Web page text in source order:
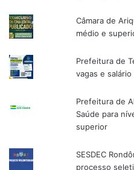
Câmara de
médio e
Prefeitura de
vagas e
Prefeitura de
Saúde para
superior
SESDEC
processo